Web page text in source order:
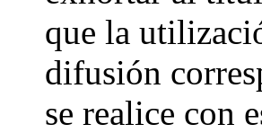
que la
difusión
se realice con